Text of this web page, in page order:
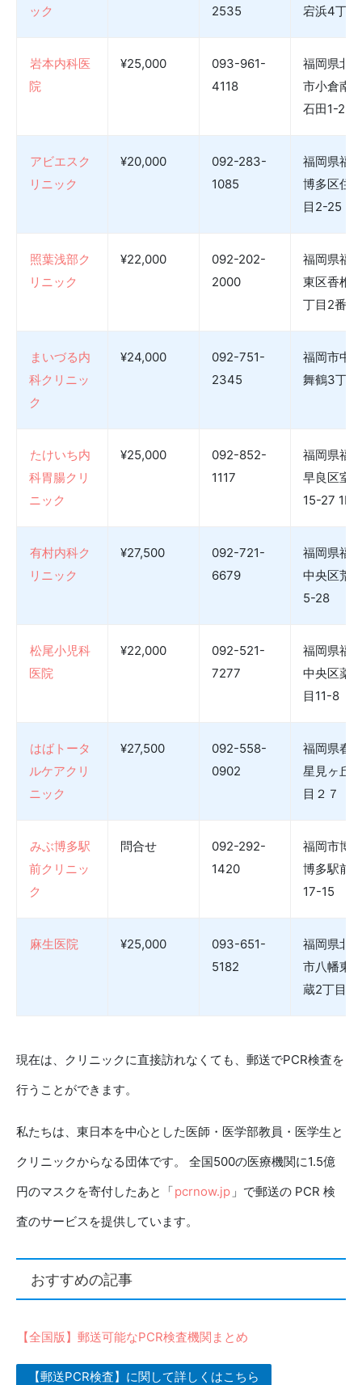
ック 2535 宕浜4丁
岩本内科医
院
¥25,000
093-961-
4118
福岡県北
市小倉南
石田1-2-8
アビエスク
リニック
¥20,000
092-283-
1085
福岡県福
博多区住
目2-25
照葉浅部ク
リニック
¥22,000
092-202-
2000
福岡県福
東区香椎
丁目2番7
まいづる内
科クリニッ
ク
¥24,000
092-751-
2345
福岡市中
舞鶴3丁
たけいち内
科胃腸クリ
ニック
¥25,000
092-852-
1117
福岡県福
早良区室
15-27 1F
有村内科ク
リニック
¥27,500
092-721-
6679
福岡県福
中央区荒
5-28
松尾小児科
医院
¥22,000
092-521-
7277
福岡県福
中央区薬
目11-8
はばトータ
ルケアクリ
ニック
¥27,500
092-558-
0902
福岡県春
星見ヶ丘
目２７
みぶ博多駅
前クリニッ
ク
問合せ
092-292-
1420
福岡市博
博多駅前2
17-15
麻生医院 ¥25,000
093-651-
5182
福岡県北
市八幡東
蔵2丁目
現在は、クリニックに直接訪れなくても、郵送でPCR検査を
行うことができます。
私たちは、東日本を中心とした医師・医学部教員・医学生と
クリニックからなる団体です。 全国500の医療機関に1.5億
円のマスクを寄付したあと「pcrnow.jp 」で郵送の PCR 検
査のサービスを提供しています。
おすすめの記事
【全国版】郵送可能なPCR検査機関まとめ
【郵送PCR検査】に関して詳しくはこちら